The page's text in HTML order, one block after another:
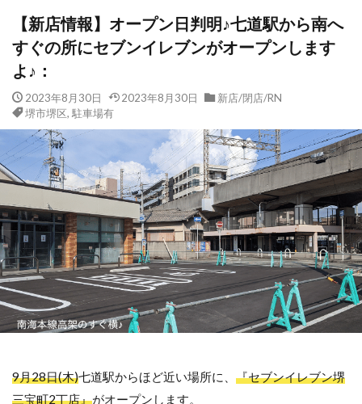
【新店情報】オープン日判明♪七道駅から南へ
すぐの所にセブンイレブンがオープンします
よ♪：
2023年8月30日 2023年8月30日
新店/閉店/RN
堺市堺区, 駐車場有
9月28日(木)七道駅からほど近い場所に、 『セブンイレブン堺
三宝町2丁店』がオープンします。